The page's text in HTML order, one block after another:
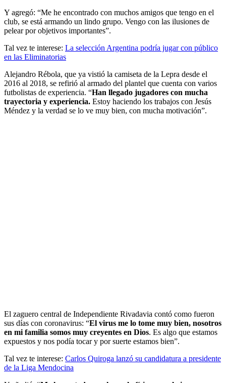
Y agregó: “Me he encontrado con muchos amigos que tengo en el
club, se está armando un lindo grupo. Vengo con las ilusiones de
pelear por objetivos importantes”.
Tal vez te interese: La selección Argentina podría jugar con público
en las Eliminatorias
Alejandro Rébola, que ya vistió la camiseta de la Lepra desde el
2016 al 2018, se refirió al armado del plantel que cuenta con varios
futbolistas de experiencia. “Han llegado jugadores con mucha
trayectoria y experiencia. Estoy haciendo los trabajos con Jesús
Méndez y la verdad se lo ve muy bien, con mucha motivación”.
El zaguero central de Independiente Rivadavia contó como fueron
sus días con coronavirus: “El virus me lo tome muy bien, nosotros
en mi familia somos muy creyentes en Dios. Es algo que estamos
expuestos y nos podía tocar y por suerte estamos bien”.
Tal vez te interese: Carlos Quiroga lanzó su candidatura a presidente
de la Liga Mendocina